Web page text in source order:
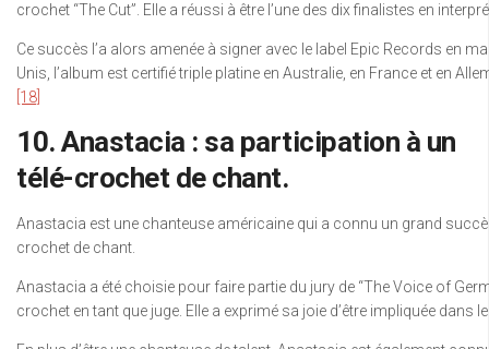
crochet “The Cut”. Elle a réussi à être l’une des dix finalistes en
Ce succès l’a alors amenée à signer avec le label Epic Records en
Unis, l’album est certifié triple platine en Australie, en France et en
[18]
10. Anastacia : sa participation à un
télé-crochet de chant.
Anastacia est une chanteuse américaine qui a connu un grand
crochet de chant.
Anastacia a été choisie pour faire partie du jury de “The Voice of
crochet en tant que juge. Elle a exprimé sa joie d’être impliquée